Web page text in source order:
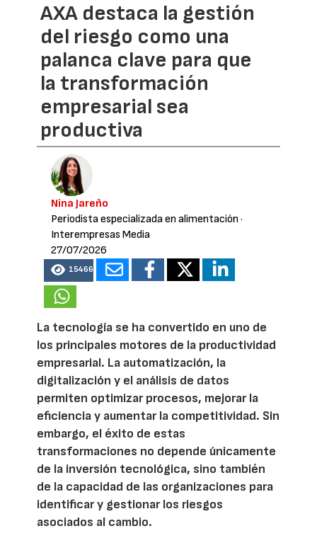
AXA destaca la gestión
del riesgo como una
palanca clave para que
la transformación
empresarial sea
productiva
Nina Jareño
Periodista especializada en alimentación ·
Interempresas Media
27/07/2026
15466
La tecnología se ha convertido en uno de
los principales motores de la productividad
empresarial. La automatización, la
digitalización y el análisis de datos
permiten optimizar procesos, mejorar la
eficiencia y aumentar la competitividad. Sin
embargo, el éxito de estas
transformaciones no depende únicamente
de la inversión tecnológica, sino también
de la capacidad de las organizaciones para
identificar y gestionar los riesgos
asociados al cambio.